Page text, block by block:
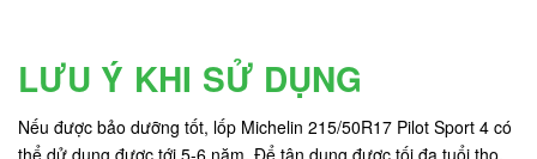
LƯU Ý KHI SỬ DỤNG
Nếu được bảo dưỡng tốt, lốp Michelin 215/50R17 Pilot Sport 4 có
thể dử dụng được tới 5-6 năm. Để tận dụng được tối đa tuổi thọ,